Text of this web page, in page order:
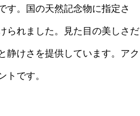
す。国の天然記念物に指定さ
られました。見た目の美しさだ
静けさを提供しています。アク
トです。